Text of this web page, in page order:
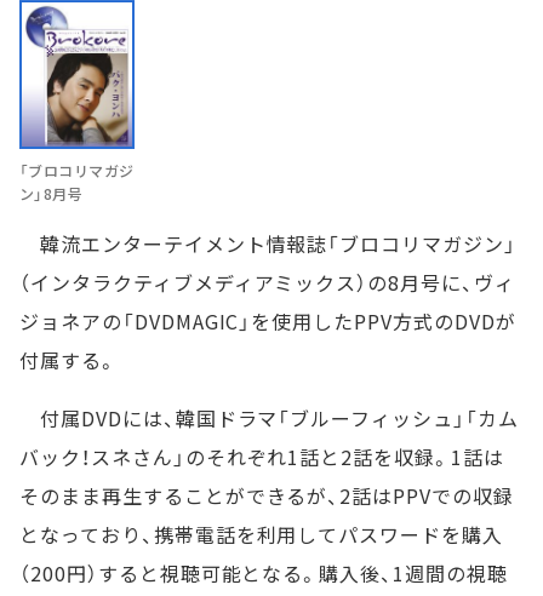
「ブロコリマガジ
ン」8月号
韓流エンターテイメント情報誌「ブロコリマガジン」
（インタラクティブメディアミックス）の8月号に、ヴィ
ジョネアの「DVDMAGIC」を使用したPPV方式のDVDが
付属する。
付属DVDには、韓国ドラマ「ブルーフィッシュ」「カム
バック！スネさん」のそれぞれ1話と2話を収録。1話は
そのまま再生することができるが、2話はPPVでの収録
となっており、携帯電話を利用してパスワードを購入
（200円）すると視聴可能となる。購入後、1週間の視聴